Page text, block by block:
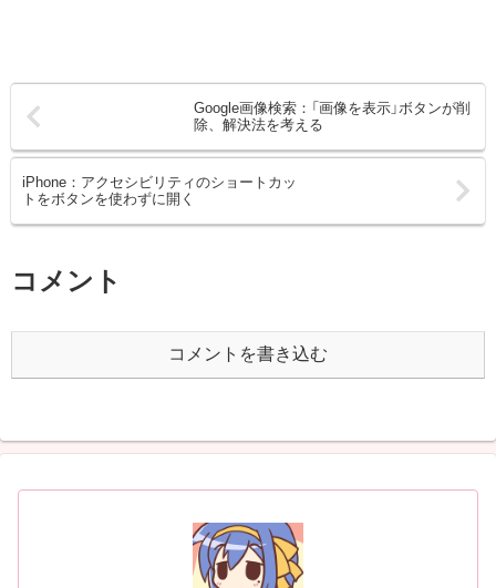
Google画像検索：「画像を表示」ボタンが削
除、解決法を考える
iPhone：アクセシビリティのショートカッ
トをボタンを使わずに開く
コメント
コメントを書き込む